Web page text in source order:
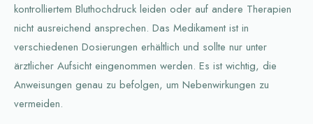
kontrolliertem Bluthochdruck leiden oder auf andere Therapien
nicht ausreichend ansprechen. Das Medikament ist in
verschiedenen Dosierungen erhältlich und sollte nur unter
ärztlicher Aufsicht eingenommen werden. Es ist wichtig, die
Anweisungen genau zu befolgen, um Nebenwirkungen zu
vermeiden.